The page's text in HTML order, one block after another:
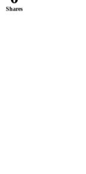
Shares